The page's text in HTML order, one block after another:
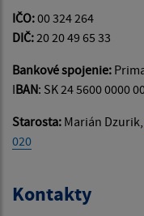
IČO:00 324 264
DIČ:20 20 49 65 33
Bankové spojenie:
IBAN: SK 24 5600 0000
Starosta: Marián Dzurik,
020
Kontakty